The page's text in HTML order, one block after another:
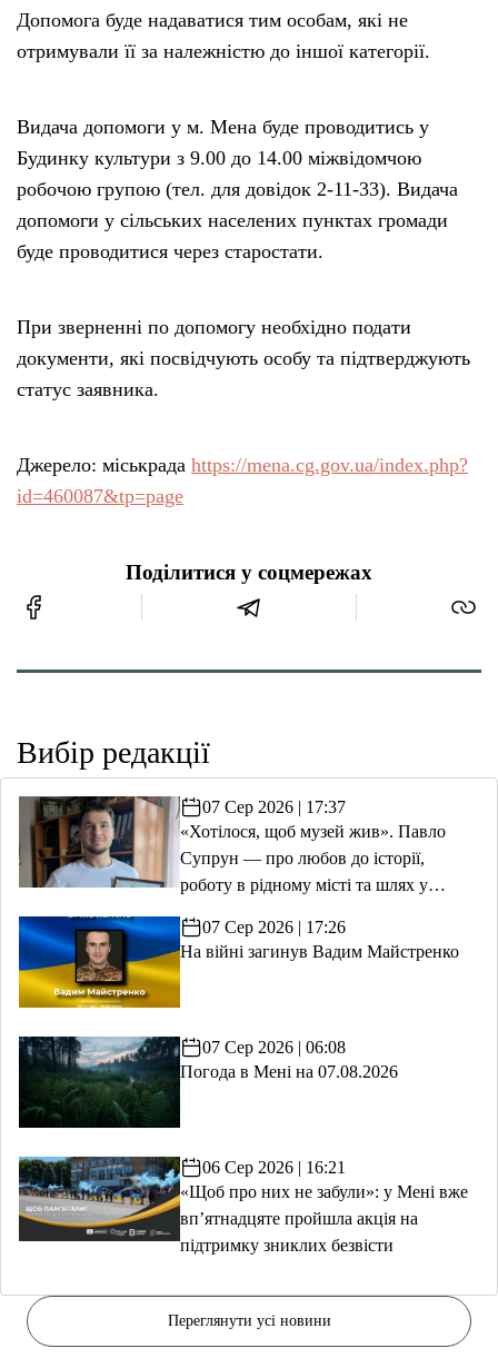
Допомога буде надаватися тим особам, які не
отримували її за належністю до іншої категорії.
Видача допомоги у м. Мена буде проводитись у
Будинку культури з 9.00 до 14.00 міжвідомчою
робочою групою (тел. для довідок 2-11-33). Видача
допомоги у сільських населених пунктах громади
буде проводитися через старостати.
При зверненні по допомогу необхідно подати
документи, які посвідчують особу та підтверджують
статус заявника.
Джерело: міськрада https://mena.cg.gov.ua/index.php?
id=460087&tp=page
Поділитися у соцмережах
Вибір редакції
07 Сер 2026 | 17:37
«Хотілося, щоб музей жив». Павло
Супрун — про любов до історії,
роботу в рідному місті та шлях у
07 Сер 2026 | 17:26
На війні загинув Вадим Майстренко
07 Сер 2026 | 06:08
Погода в Мені на 07.08.2026
06 Сер 2026 | 16:21
«Щоб про них не забули»: у Мені вже
вп’ятнадцяте пройшла акція на
підтримку зниклих безвісти
Переглянути усі новини